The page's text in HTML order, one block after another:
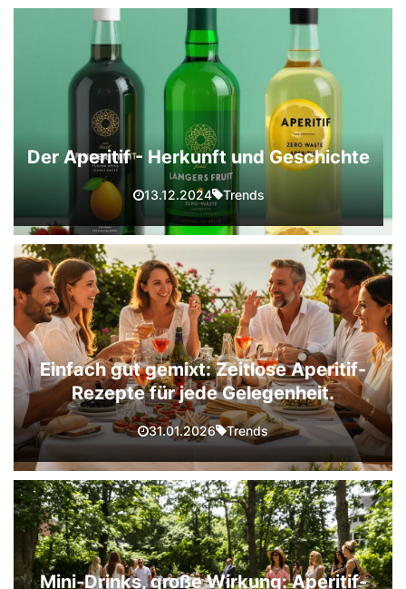
Der Aperitif - Herkunft und Geschichte
13.12.2024 Trends
Einfach gut gemixt: Zeitlose Aperitif-
Rezepte für jede Gelegenheit.
31.01.2026 Trends
Mini-Drinks, große Wirkung: Aperitif-